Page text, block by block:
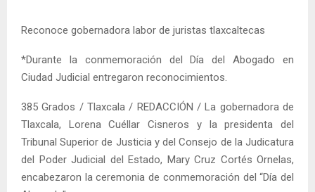
Reconoce gobernadora labor de juristas tlaxcaltecas
*Durante la conmemoración del Día del Abogado en
Ciudad Judicial entregaron reconocimientos.
385 Grados / Tlaxcala / REDACCIÓN / La gobernadora de
Tlaxcala, Lorena Cuéllar Cisneros y la presidenta del
Tribunal Superior de Justicia y del Consejo de la Judicatura
del Poder Judicial del Estado, Mary Cruz Cortés Ornelas,
encabezaron la ceremonia de conmemoración del “Día del